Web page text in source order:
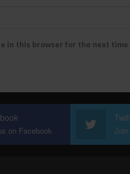
in this browser for the next time
on Facebook